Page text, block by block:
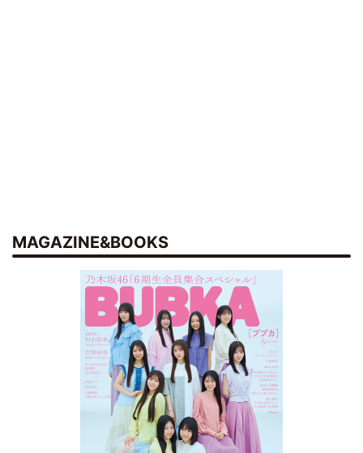
MAGAZINE&BOOKS